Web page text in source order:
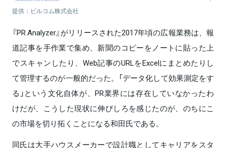
提供：ビルコム株式会社
『PR Analyzer』がリリースされた2017年頃の広報業務は、報
道記事を手作業で集め、新聞のコピーをノートに貼った上
でスキャンしたり、Web記事のURLをExcelにまとめたりし
て管理するのが一般的だった。「データ化して効果測定をす
る」という文化自体が、PR業界には存在していなかったわ
けだが、こうした現状に伸びしろを感じたのが、のちにこ
の市場を切り拓くことになる和田氏である。
同氏は大手ハウスメーカーで設計職としてキャリアをスタ